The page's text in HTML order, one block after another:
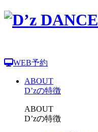
WEB予約
ABOUT
D’zの特徴
ABOUT
D’zの特徴